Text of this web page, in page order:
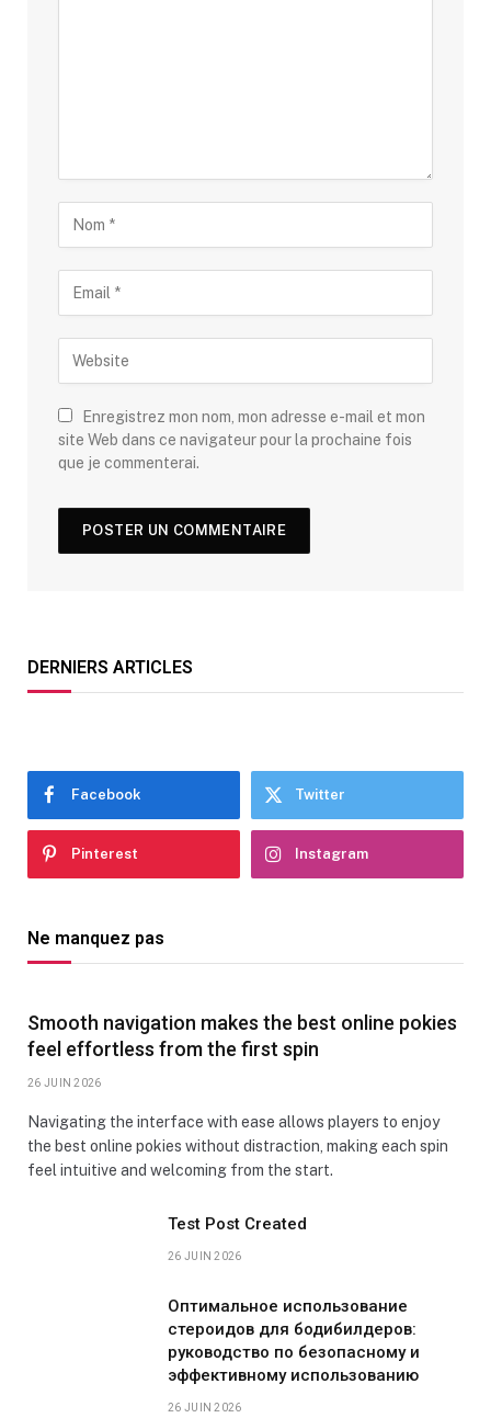
Enregistrez mon nom, mon adresse e-mail et mon
site Web dans ce navigateur pour la prochaine fois
que je commenterai.
DERNIERS ARTICLES
Facebook Twitter
Pinterest Instagram
Ne manquez pas
Smooth navigation makes the best online pokies
feel effortless from the first spin
26 JUIN 2026
Navigating the interface with ease allows players to enjoy
the best online pokies without distraction, making each spin
feel intuitive and welcoming from the start.
Test Post Created
26 JUIN 2026
Оптимальное использование
стероидов для бодибилдеров:
руководство по безопасному и
эффективному использованию
26 JUIN 2026